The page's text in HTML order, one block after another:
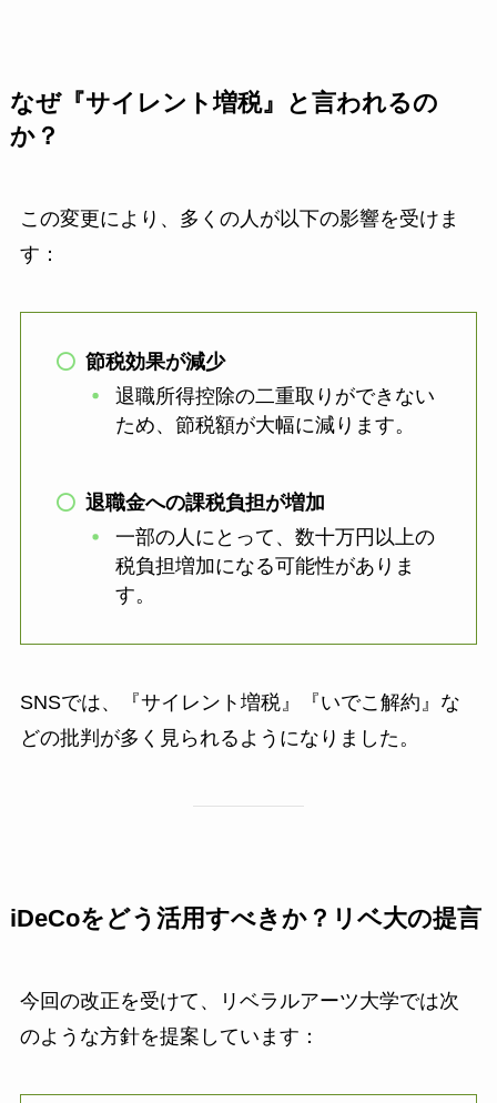
なぜ『サイレント増税』と言われるの
か？
この変更により、多くの人が以下の影響を受けま
す：
節税効果が減少
退職所得控除の二重取りができない
ため、節税額が大幅に減ります。
退職金への課税負担が増加
一部の人にとって、数十万円以上の
税負担増加になる可能性がありま
す。
SNSでは、『サイレント増税』『いでこ解約』な
どの批判が多く見られるようになりました。
iDeCoをどう活用すべきか？リベ大の提言
今回の改正を受けて、リベラルアーツ大学では次
のような方針を提案しています：